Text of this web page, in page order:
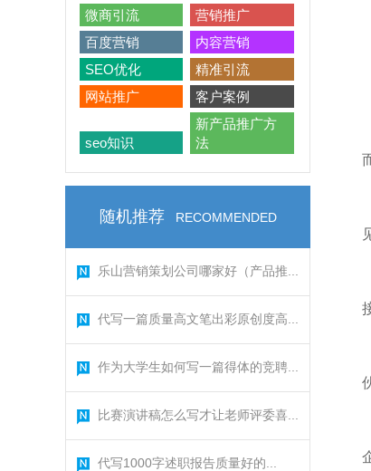
微商引流
营销推广
百度营销
内容营销
SEO优化
精准引流
网站推广
客户案例
seo知识
新产品推广方
法
随机推荐 RECOMMENDED
乐山营销策划公司哪家好（产品推...
代写一篇质量高文笔出彩原创度高...
作为大学生如何写一篇得体的竞聘...
比赛演讲稿怎么写才让老师评委喜...
代写1000字述职报告质量好的...